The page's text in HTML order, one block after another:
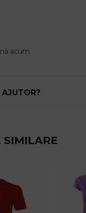
acum.
AJUTOR?
SIMILARE